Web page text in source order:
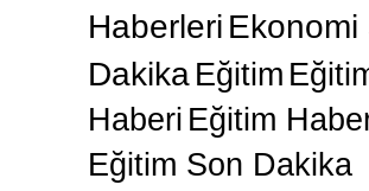
Haberleri Ekonomi
Dakika Eğitim
Haberi Eğitim
Eğitim Son Dakika